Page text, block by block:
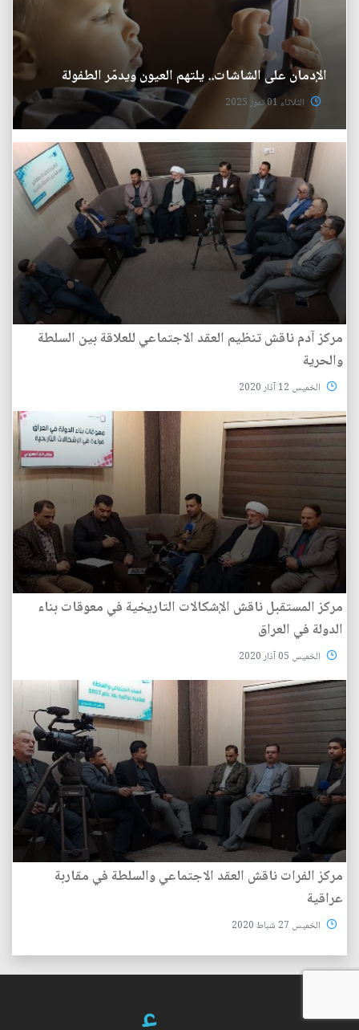
الإدمان على الشاشات.. يلتهم العيون ويدمّر الطفولة
الثلاثاء 01 تموز 2025
مركز آدم ناقش تنظيم العقد الاجتماعي للعلاقة بين السلطة
والحرية
الخميس 12 آذار 2020
مركز المستقبل ناقش الإشكالات التاريخية في معوقات بناء
الدولة في العراق
الخميس 05 آذار 2020
مركز الفرات ناقش العقد الاجتماعي والسلطة في مقاربة
عراقية
الخميس 27 شباط 2020